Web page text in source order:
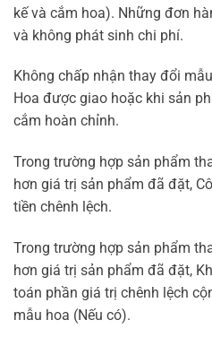
kế và cắm hoa). Những đơn
và không phát sinh chi phí.
Không chấp nhận thay đổi
Hoa được giao hoặc khi sản
cắm hoàn chỉnh.
Trong trường hợp sản phẩm
hơn giá trị sản phẩm đã đặt,
tiền chênh lệch.
Trong trường hợp sản phẩm
hơn giá trị sản phẩm đã đặt,
toán phần giá trị chênh lệch
mẫu hoa (Nếu có).